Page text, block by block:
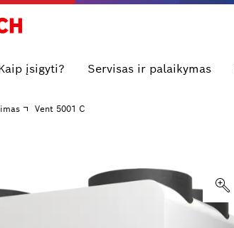
įsigyti? Servisas ir palaikymas
Vent 5001 C